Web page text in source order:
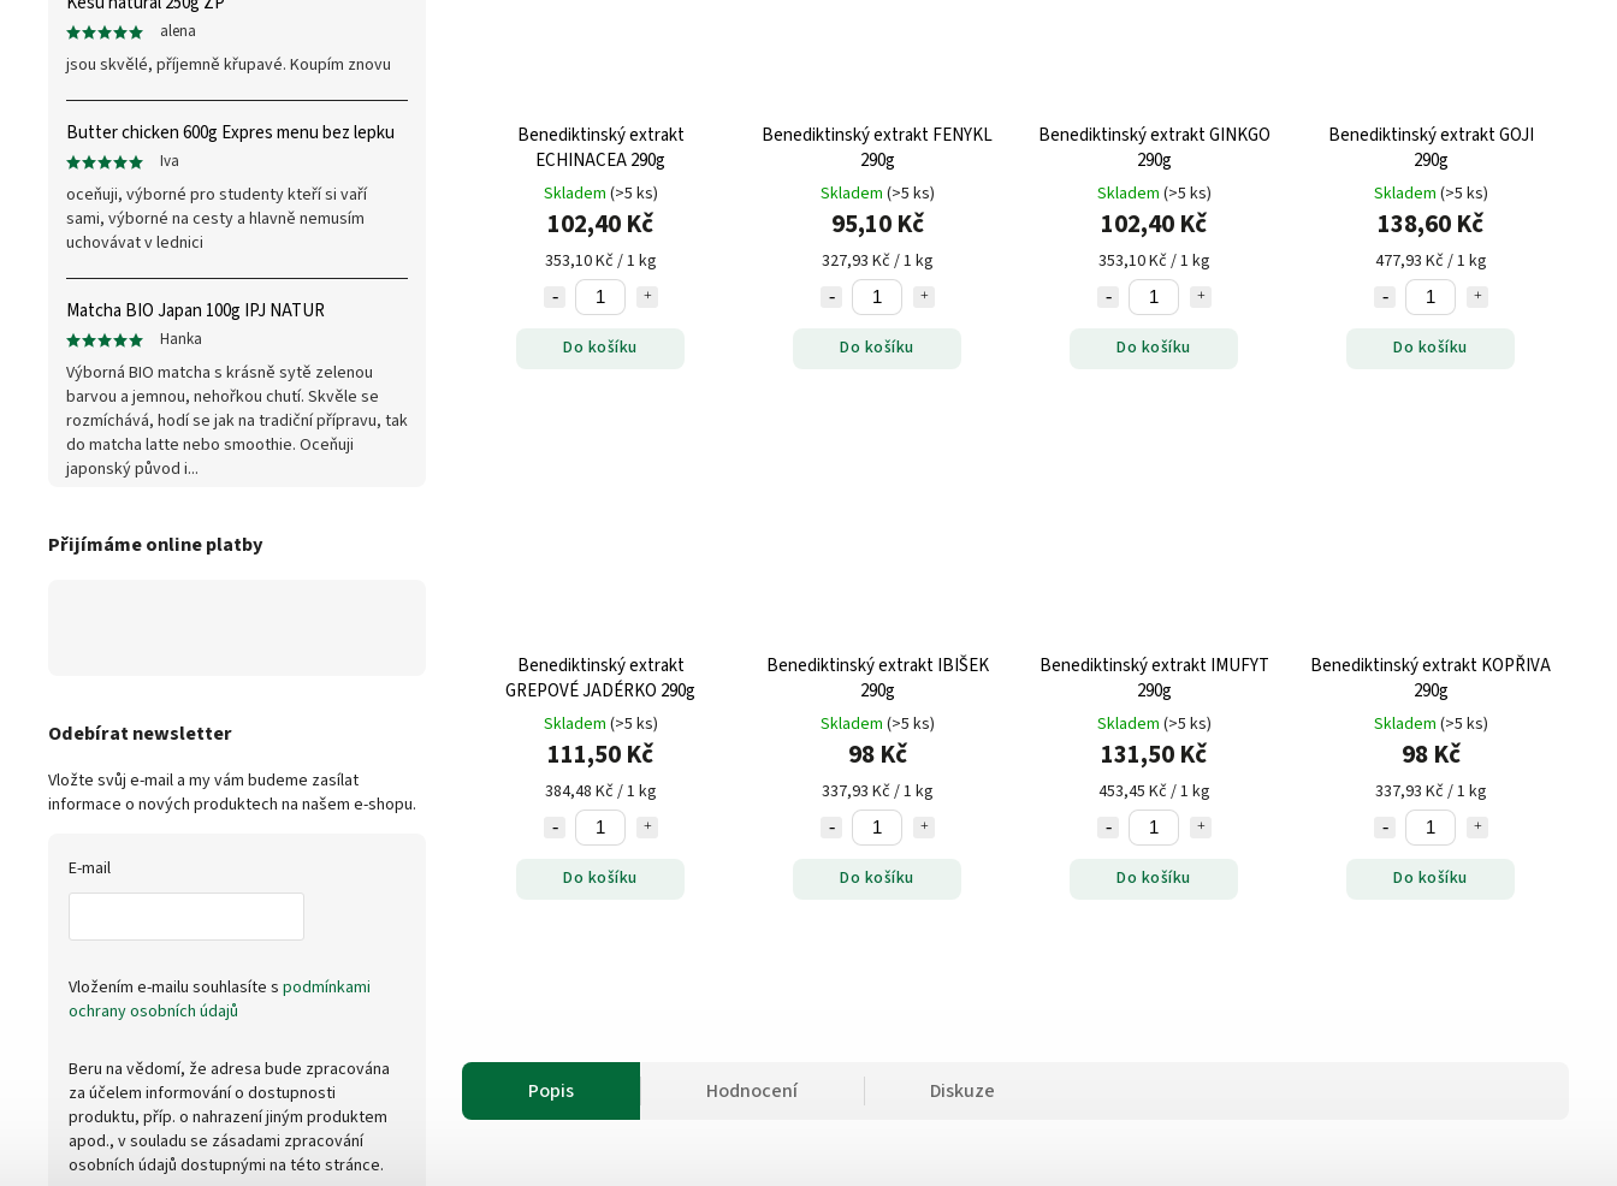
alena
jsou skvělé, příjemně křupavé. Koupím znovu
Butter chicken 600g Expres menu bez lepku
Iva
oceňuji, výborné pro studenty kteří si vaří
sami, výborné na cesty a hlavně nemusím
uchovávat v lednici
Matcha BIO Japan 100g IPJ NATUR
Hanka
Výborná BIO matcha s krásně sytě zelenou
barvou a jemnou, nehořkou chutí. Skvěle se
rozmíchává, hodí se jak na tradiční přípravu, tak
do matcha latte nebo smoothie. Oceňuji
japonský původ i...
Přijímáme online platby
Odebírat newsletter
Vložte svůj e-mail a my vám budeme zasílat
informace o nových produktech na našem e-shopu.
E-mail
Vložením e-mailu souhlasíte s podmínkami
ochrany osobních údajů
Beru na vědomí, že adresa bude zpracována
za účelem informování o dostupnosti
produktu, příp. o nahrazení jiným produktem
apod., v souladu se zásadami zpracování
osobních údajů dostupnými na této stránce.
Benediktinský extrakt
ECHINACEA 290g
Skladem (>5 ks)
102,40 Kč
353,10 Kč / 1 kg
Do košíku
Benediktinský extrakt FENYKL
290g
Skladem (>5 ks)
95,10 Kč
327,93 Kč / 1 kg
Do košíku
Benediktinský extrakt GINKGO
290g
Skladem (>5 ks)
102,40 Kč
353,10 Kč / 1 kg
Do košíku
Benediktinský extrakt GOJI
290g
Skladem (>5 ks)
138,60 Kč
477,93 Kč / 1 kg
Do košíku
Benediktinský extrakt
GREPOVÉ JADÉRKO 290g
Skladem (>5 ks)
111,50 Kč
384,48 Kč / 1 kg
Do košíku
Benediktinský extrakt IBIŠEK
290g
Skladem (>5 ks)
98 Kč
337,93 Kč / 1 kg
Do košíku
Benediktinský extrakt IMUFYT
290g
Skladem (>5 ks)
131,50 Kč
453,45 Kč / 1 kg
Do košíku
Benediktinský extrakt KOPŘIVA
290g
Skladem (>5 ks)
98 Kč
337,93 Kč / 1 kg
Do košíku
Popis Hodnocení Diskuze